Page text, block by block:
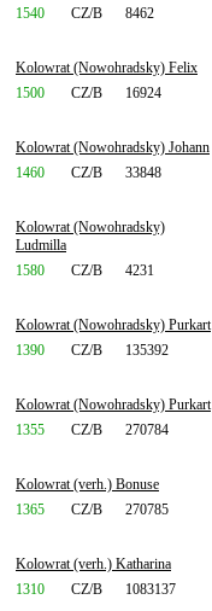
1540
CZ/B 8462
Kolowrat (Nowohradsky) Felix
1500
CZ/B 16924
Kolowrat (Nowohradsky) Johann
1460
CZ/B 33848
Kolowrat (Nowohradsky)
Ludmilla
1580
CZ/B 4231
Kolowrat (Nowohradsky) Purkart
1390
CZ/B 135392
Kolowrat (Nowohradsky) Purkart
1355
CZ/B 270784
Kolowrat (verh.) Bonuse
1365
CZ/B 270785
Kolowrat (verh.) Katharina
1310
CZ/B 1083137